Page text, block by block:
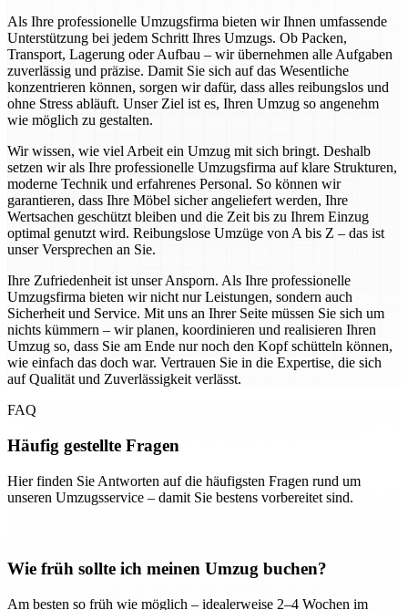
Als Ihre professionelle Umzugsfirma bieten wir Ihnen umfassende
Unterstützung bei jedem Schritt Ihres Umzugs. Ob Packen,
Transport, Lagerung oder Aufbau – wir übernehmen alle Aufgaben
zuverlässig und präzise. Damit Sie sich auf das Wesentliche
konzentrieren können, sorgen wir dafür, dass alles reibungslos und
ohne Stress abläuft. Unser Ziel ist es, Ihren Umzug so angenehm
wie möglich zu gestalten.
Wir wissen, wie viel Arbeit ein Umzug mit sich bringt. Deshalb
setzen wir als Ihre professionelle Umzugsfirma auf klare Strukturen,
moderne Technik und erfahrenes Personal. So können wir
garantieren, dass Ihre Möbel sicher angeliefert werden, Ihre
Wertsachen geschützt bleiben und die Zeit bis zu Ihrem Einzug
optimal genutzt wird. Reibungslose Umzüge von A bis Z – das ist
unser Versprechen an Sie.
Ihre Zufriedenheit ist unser Ansporn. Als Ihre professionelle
Umzugsfirma bieten wir nicht nur Leistungen, sondern auch
Sicherheit und Service. Mit uns an Ihrer Seite müssen Sie sich um
nichts kümmern – wir planen, koordinieren und realisieren Ihren
Umzug so, dass Sie am Ende nur noch den Kopf schütteln können,
wie einfach das doch war. Vertrauen Sie in die Expertise, die sich
auf Qualität und Zuverlässigkeit verlässt.
FAQ
Häufig gestellte Fragen
Hier finden Sie Antworten auf die häufigsten Fragen rund um
unseren Umzugsservice – damit Sie bestens vorbereitet sind.
Wie früh sollte ich meinen Umzug buchen?
Am besten so früh wie möglich – idealerweise 2–4 Wochen im